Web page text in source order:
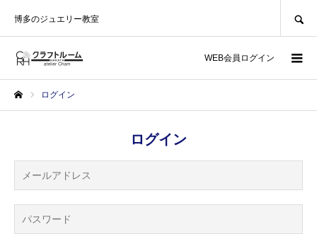
博多のジュエリー教室
WEB会員ログイン
ログイン
ログイン